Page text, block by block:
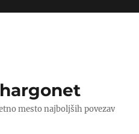
mesto najboljših povezav